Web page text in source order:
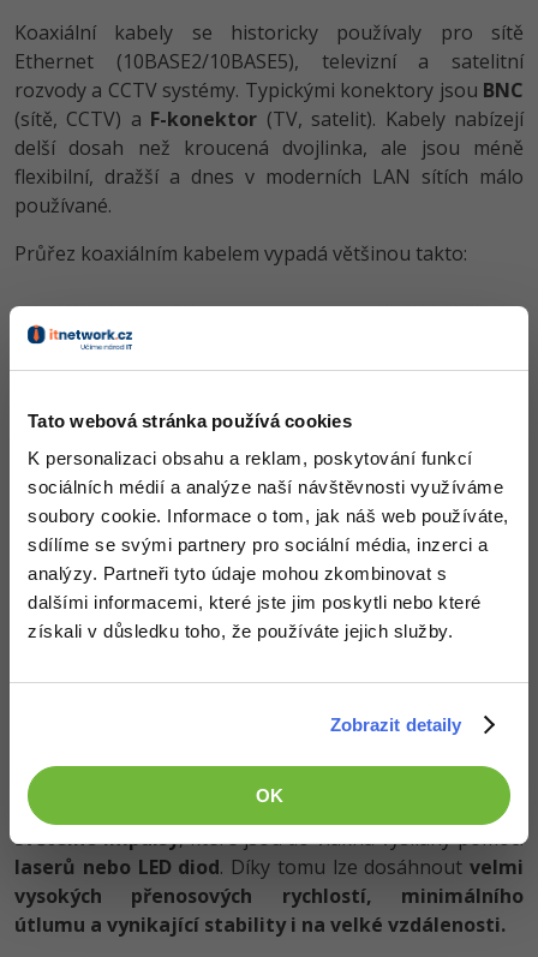
Tato webová stránka používá cookies
K personalizaci obsahu a reklam, poskytování funkcí
sociálních médií a analýze naší návštěvnosti využíváme
soubory cookie. Informace o tom, jak náš web používáte,
sdílíme se svými partnery pro sociální média, inzerci a
analýzy. Partneři tyto údaje mohou zkombinovat s
dalšími informacemi, které jste jim poskytli nebo které
získali v důsledku toho, že používáte jejich služby.
Zobrazit detaily
OK
Koaxiální kabely se historicky používaly pro sítě
Ethernet (10BASE2/10BASE5), televizní a satelitní
rozvody a CCTV systémy. Typickými konektory jsou BNC
(sítě, CCTV) a F-konektor (TV, satelit). Kabely nabízejí
delší dosah než kroucená dvojlinka, ale jsou méně
flexibilní, dražší a dnes v moderních LAN sítích málo
používané.
Průřez koaxiálním kabelem vypadá většinou takto:
nejvýkonnější způsob přenosu dat
. Na rozdíl od
kovových kabelů nepřenáší elektrické signály, ale
světelné impulsy, které jsou do vlákna vysílány pomocí
laserů nebo LED diod. Díky tomu lze dosáhnout velmi
vysokých přenosových rychlostí, minimálního
útlumu a vynikající stability i na velké vzdálenosti.